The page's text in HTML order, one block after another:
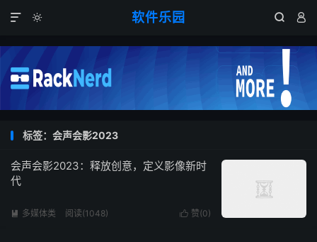
软件乐园 
 

标签：会声会影2023
会声会影2023：释放创意，定义影像新时
代
 赞(0)
 多媒体类 阅读(1048)